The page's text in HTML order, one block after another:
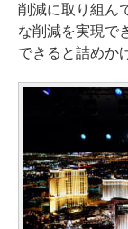
削減に取り組ん
な削減を実現で
できると詰めか